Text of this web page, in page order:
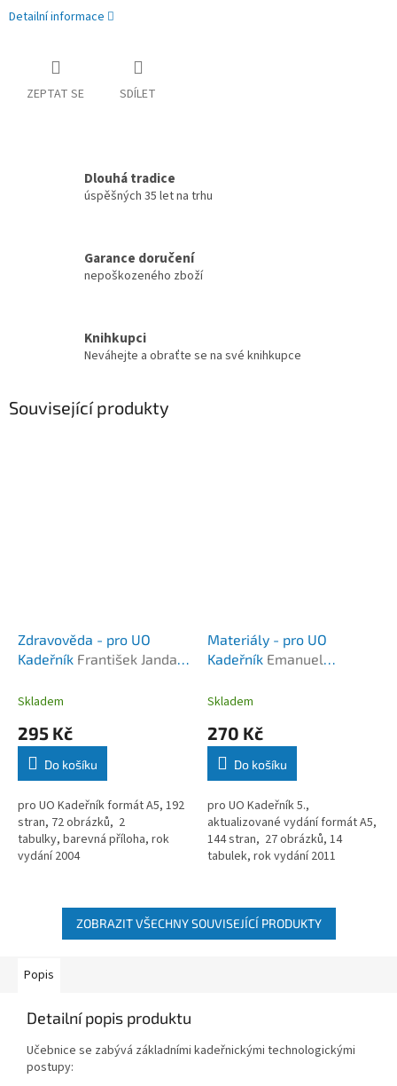
Detailní informace
ZEPTAT SE SDÍLET
Dlouhá tradice
úspěšných 35 let na trhu
Garance doručení
nepoškozeného zboží
Knihkupci
Neváhejte a obraťte se na své knihkupce
Související produkty
Zdravověda - pro UO
Kadeřník František Janda,
Skladem
295 Kč
Do košíku
pro UO Kadeřník formát A5, 192
stran, 72 obrázků, 2
tabulky, barevná příloha, rok
vydání 2004
Materiály - pro UO
Kadeřník Emanuel
Kocourek, Miloslav
Skladem
270 Kč
Do košíku
pro UO Kadeřník 5.,
aktualizované vydání formát A5,
144 stran, 27 obrázků, 14
tabulek, rok vydání 2011
ZOBRAZIT VŠECHNY SOUVISEJÍCÍ PRODUKTY
Popis
Detailní popis produktu
Učebnice se zabývá základními kadeřnickými technologickými
postupy: